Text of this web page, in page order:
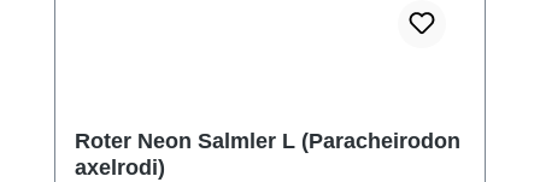
Roter Neon Salmler L (Paracheirodon
axelrodi)